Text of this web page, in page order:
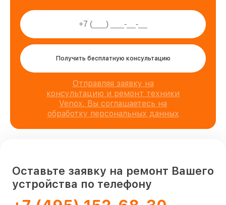
Получить бесплатную консультацию
Отправляя заявку на
консультацию и ремонт техники
Venox, Вы соглашаетесь на
обработку персональных данных
Оставьте заявку на ремонт Вашего
устройства по телефону